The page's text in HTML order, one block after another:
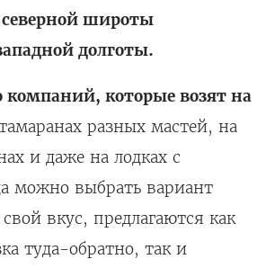
северной широты
долготы.
компаний, которые возят на
разных мастей, на
и даже на лодках с
можно выбрать вариант
вкус, предлагаются как
туда-обратно, так и